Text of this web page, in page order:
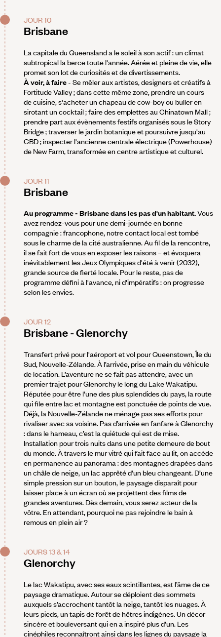
JOUR 10
Brisbane
La capitale du Queensland a le soleil à son actif : un climat
subtropical la berce toute l'année. Aérée et pleine de vie, elle
promet son lot de curiosités et de divertissements.
À voir, à faire- Se mêler aux artistes, designers et créatifs à
Fortitude Valley ; dans cette même zone, prendre un cours
de cuisine, s'acheter un chapeau de cow-boy ou buller en
sirotant un cocktail ; faire des emplettes au Chinatown Mall ;
prendre part aux évènements festifs organisés sous le Story
Bridge ; traverser le jardin botanique et poursuivre jusqu'au
CBD ; inspecter l'ancienne centrale électrique (Powerhouse)
de New Farm, transformée en centre artistique et culturel.
JOUR 11
Brisbane
Au programme - Brisbane dans les pas d'un habitant.Vous
avez rendez-vous pour une demi-journée en bonne
compagnie : francophone, notre contact local est tombé
sous le charme de la cité australienne. Au fil de la rencontre,
il se fait fort de vous en exposer les raisons – et évoquera
inévitablement les Jeux Olympiques d'été à venir (2032),
grande source de fierté locale. Pour le reste, pas de
programme défini à l'avance, ni d'impératifs : on progresse
selon les envies.
JOUR 12
Brisbane - Glenorchy
Transfert privé pour l'aéroport et vol pour Queenstown, Île du
Sud, Nouvelle-Zélande. À l’arrivée, prise en main du véhicule
de location. L’aventure ne se fait pas attendre, avec un
premier trajet pour Glenorchy le long du Lake Wakatipu.
Réputée pour être l’une des plus splendides du pays, la route
qui file entre lac et montagne est ponctuée de points de vue.
Déjà, la Nouvelle-Zélande ne ménage pas ses efforts pour
rivaliser avec sa voisine. Pas d’arrivée en fanfare à Glenorchy
: dans le hameau, c’est la quiétude qui est de mise.
Installation pour trois nuits dans une petite demeure de bout
du monde. À travers le mur vitré qui fait face au lit, on accède
en permanence au panorama : des montagnes drapées dans
un châle de neige, un lac apprêté d’un bleu changeant. D’une
simple pression sur un bouton, le paysage disparaît pour
laisser place à un écran où se projettent des films de
grandes aventures. Dès demain, vous serez acteur de la
vôtre. En attendant, pourquoi ne pas rejoindre le bain à
remous en plein air ?
JOURS 13 & 14
Glenorchy
Le lac Wakatipu, avec ses eaux scintillantes, est l’âme de ce
paysage dramatique. Autour se déploient des sommets
auxquels s’accrochent tantôt la neige, tantôt les nuages. À
leurs pieds, un tapis de forêt de hêtres indigènes. Un décor
sincère et bouleversant qui en a inspiré plus d’un. Les
cinéphiles reconnaîtront ainsi dans les lignes du paysage la